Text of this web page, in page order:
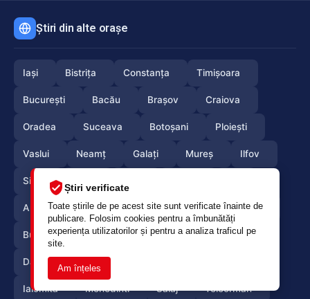
Știri verificate
Toate știrile de pe acest site sunt verificate înainte de
publicare. Folosim cookies pentru a îmbunătăți
experiența utilizatorilor și pentru a analiza traficul pe
site.
Am înțeles
Știri din alte orașe
Iași Bistrița Constanța Timișoara
București Bacău Brașov Craiova
Oradea Suceava Botoșani Ploiești
Vaslui Neamț Galați Mureș Ilfov
Sibiu
Arges Maramures Vrancea Satumare
Buzau Braila Calarasi Caras-Severin
Dambovita Giurgiu
Ialomita Mehedinti Salaj Teleorman